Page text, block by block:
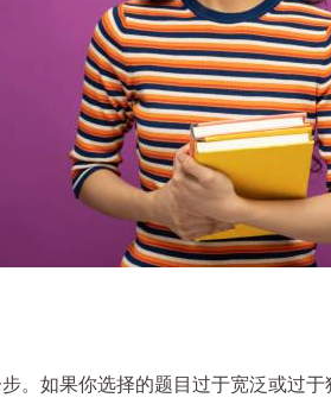
。如果你选择的题目过于宽泛或过